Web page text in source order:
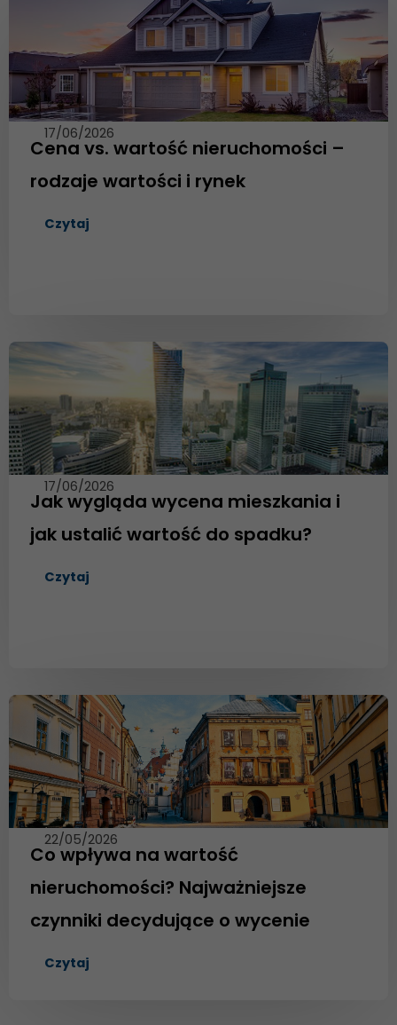
17/06/2026
Cena vs. wartość nieruchomości –
rodzaje wartości i rynek
Czytaj
17/06/2026
Jak wygląda wycena mieszkania i
jak ustalić wartość do spadku?
Czytaj
22/05/2026
Co wpływa na wartość
nieruchomości? Najważniejsze
czynniki decydujące o wycenie
Czytaj